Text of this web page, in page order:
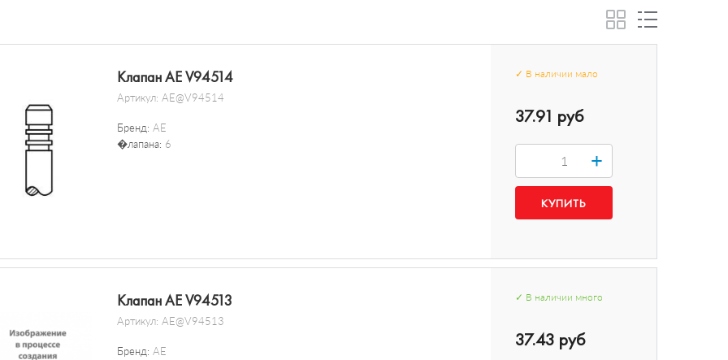
Клапан AE V94514
Артикул: AE@V94514
Бренд: AE
�лапана: 6
✓ В наличии мало
37.91 руб
+
Клапан AE V94513
Артикул: AE@V94513
Бренд: AE
✓ В наличии много
37.43 руб